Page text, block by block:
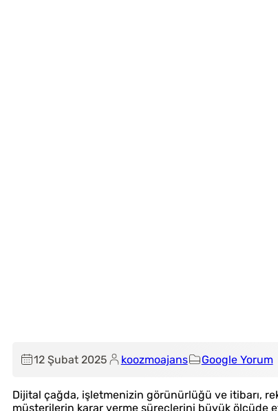
12 Şubat 2025 koozmoajans Google Yorum
Dijital çağda, işletmenizin görünürlüğü ve itibarı,
müşterilerin karar verme süreçlerini büyük ölçüde